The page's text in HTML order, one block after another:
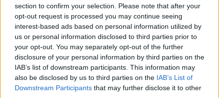
section to confirm your selection. Please note that after your
opt-out request is processed you may continue seeing
interest-based ads based on personal information utilized by
us or personal information disclosed to third parties prior to
your opt-out. You may separately opt-out of the further
disclosure of your personal information by third parties on the
IAB’s list of downstream participants. This information may
also be disclosed by us to third parties on the IAB’s List of
Downstream Participants that may further disclose it to other
prima di muovere i primi passi nel calcio
professionistico con Seregno (stagione
2010/11), Poggibonsi (2011/12) e Carpi
(2012/13) e fare ritorno all'Atalanta con cui
colleziona 88 presenze tra il 2013 e il 2017.
Dal gennaio 2017 al giugno 2018 veste in 39
occasioni la maglia della Fiorentina e nel